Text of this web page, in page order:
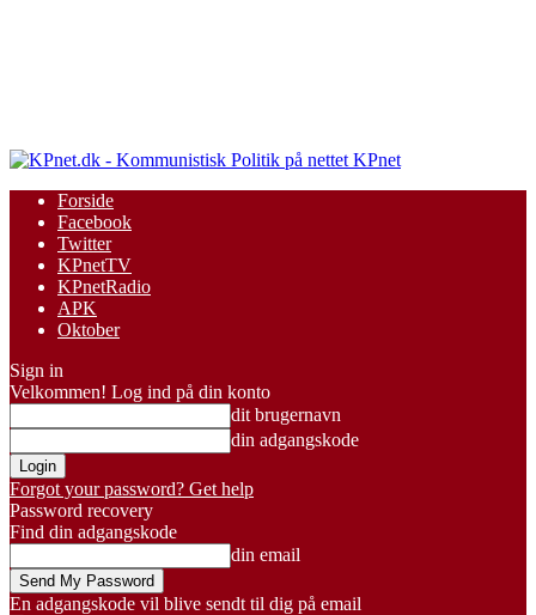
KPnet
Forside
Facebook
Twitter
KPnetTV
KPnetRadio
APK
Oktober
Sign in
Velkommen! Log ind på din konto
dit brugernavn
din adgangskode
Forgot your password? Get help
Password recovery
Find din adgangskode
din email
En adgangskode vil blive sendt til dig på email